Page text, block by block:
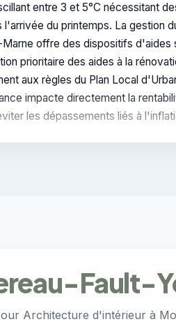
entre 3 et 5°C nécessitant
du printemps. La gestion
offre des dispositifs d'aides
prioritaire des aides à la
aux règles du Plan Local
impacte directement la
les dépassements liés à
Fault-
Architecture d'intérieur à